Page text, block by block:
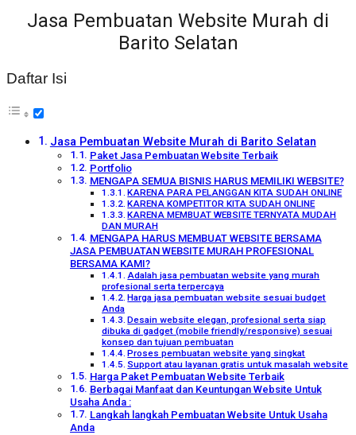
Jasa Pembuatan Website Murah di
Barito Selatan
Daftar Isi
Jasa Pembuatan Website Murah di Barito Selatan
Paket Jasa Pembuatan Website Terbaik
Portfolio
MENGAPA SEMUA BISNIS HARUS MEMILIKI WEBSITE?
KARENA PARA PELANGGAN KITA SUDAH ONLINE
KARENA KOMPETITOR KITA SUDAH ONLINE
KARENA MEMBUAT WEBSITE TERNYATA MUDAH
DAN MURAH
MENGAPA HARUS MEMBUAT WEBSITE BERSAMA
JASA PEMBUATAN WEBSITE MURAH PROFESIONAL
BERSAMA KAMI?
Adalah jasa pembuatan website yang murah
profesional serta terpercaya
Harga jasa pembuatan website sesuai budget
Anda
Desain website elegan, profesional serta siap
dibuka di gadget (mobile friendly/responsive) sesuai
konsep dan tujuan pembuatan
Proses pembuatan website yang singkat
Support atau layanan gratis untuk masalah website
Harga Paket Pembuatan Website Terbaik
Berbagai Manfaat dan Keuntungan Website Untuk
Usaha Anda :
Langkah langkah Pembuatan Website Untuk Usaha
Anda